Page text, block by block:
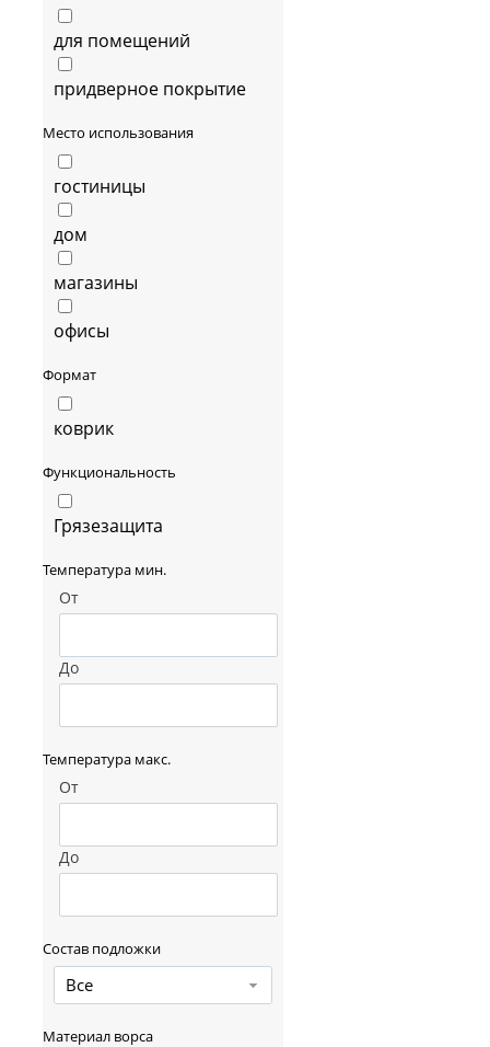
для помещений
придверное покрытие
Место использования
гостиницы
дом
магазины
офисы
Формат
коврик
Функциональность
Грязезащита
Температура мин.
От
До
Температура макс.
От
До
Состав подложки
Все
Материал ворса